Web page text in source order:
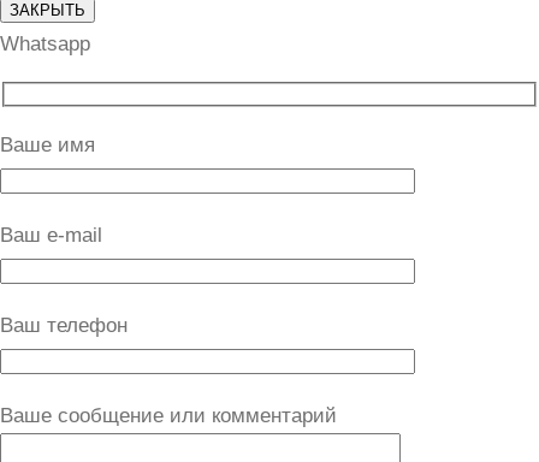
ЗАКРЫТЬ
Whatsapp
Ваше имя
Ваш e-mail
Ваш телефон
Ваше сообщение или комментарий